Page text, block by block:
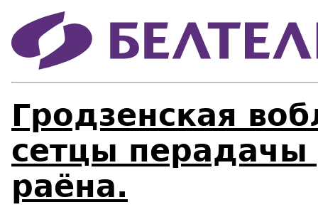
Гродзенская
сетцы перадачы
раёна.